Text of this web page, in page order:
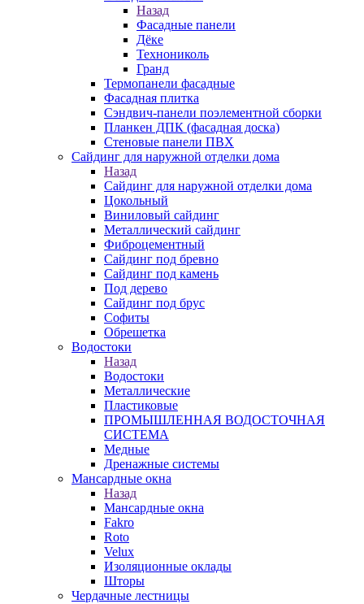
Назад
Фасадные панели
Дёке
Технониколь
Гранд
Термопанели фасадные
Фасадная плитка
Сэндвич-панели поэлементной сборки
Планкен ДПК (фасадная доска)
Стеновые панели ПВХ
Сайдинг для наружной отделки дома
Назад
Сайдинг для наружной отделки дома
Цокольный
Виниловый сайдинг
Металлический сайдинг
Фиброцементный
Сайдинг под бревно
Сайдинг под камень
Под дерево
Сайдинг под брус
Софиты
Обрешетка
Водостоки
Назад
Водостоки
Металлические
Пластиковые
ПРОМЫШЛЕННАЯ ВОДОСТОЧНАЯ
СИСТЕМА
Медные
Дренажные системы
Мансардные окна
Назад
Мансардные окна
Fakro
Roto
Velux
Изоляционные оклады
Шторы
Чердачные лестницы